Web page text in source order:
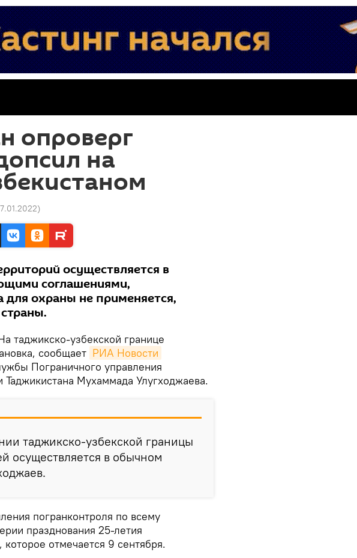
опроверг
на
)
осуществляется в
соглашениями,
для охраны не применяется,
таджикско-узбекской границе
сообщает РИА Новости
Пограничного управления
Таджикистана Мухаммада Улугходжаева.
таджикско-узбекской границы
осуществляется в обычном
погранконтроля по всему
празднования 25-летия
отмечается 9 сентября.